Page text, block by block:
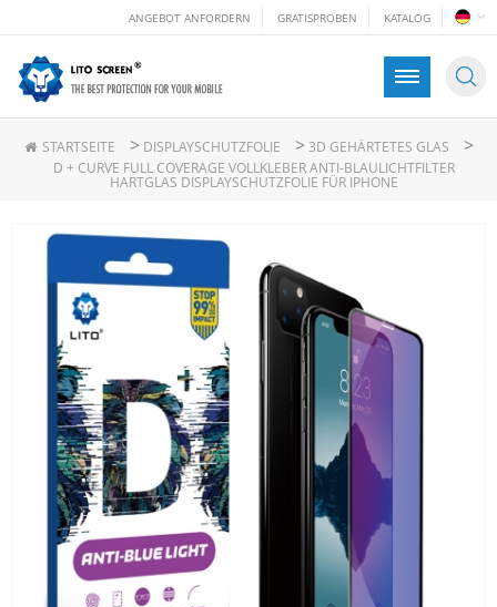
ANGEBOT ANFORDERN GRATISPROBEN KATALOG
STARTSEITE > DISPLAYSCHUTZFOLIE > 3D GEHÄRTETES GLAS >
D + CURVE FULL COVERAGE VOLLKLEBER ANTI-BLAULICHTFILTER
HARTGLAS DISPLAYSCHUTZFOLIE FÜR IPHONE